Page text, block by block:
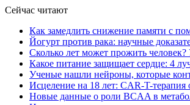
Сейчас читают
Как замедлить снижение памяти с
Йогурт против рака: научные
Сколько лет может прожить
Какое питание защищает сердце: 4
Ученые нашли нейроны, которые
Исцеление на 18 лет: CAR-T-
Новые данные о роли BCAA в